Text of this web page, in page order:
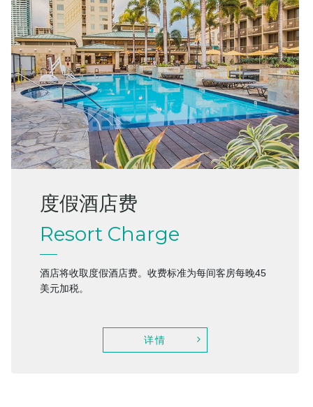
度假酒店费
Resort Charge
酒店将收取度假酒店费。收费标准为每间客房每晚45
美元加税。
详情